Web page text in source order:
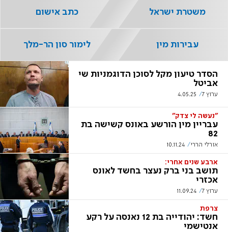
הסדר טיעון מקל לסוכן הדוגמניות שי
אביטל
ערוץ 7 4.05.25
"נעשה לי צדק"
עבריין מין הורשע באונס קשישה בת
82
אורלי הררי 10.11.24
ארבע שנים אחרי:
תושב בני ברק נעצר בחשד לאונס
אכזרי
ערוץ 7 11.09.24
צרפת
חשד: יהודייה בת 12 נאנסה על רקע
אנטישמי
משטרת ישראל כתב אישום
עבירות מין לימור סון הר-מלך